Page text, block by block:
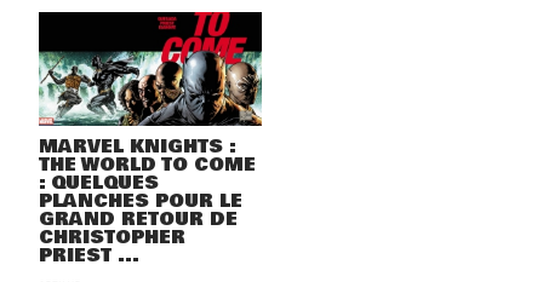
MARVEL KNIGHTS :
THE WORLD TO COME
: QUELQUES
PLANCHES POUR LE
GRAND RETOUR DE
CHRISTOPHER
PRIEST ...